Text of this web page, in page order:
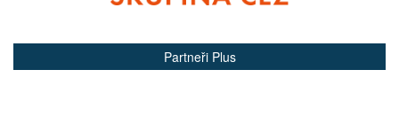
Partneři Plus